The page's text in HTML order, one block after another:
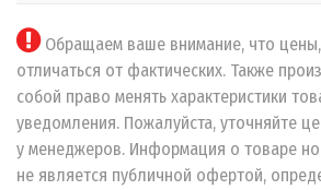
Обращаем ваше внимание, что цены,
отличаться от фактических. Также
собой право менять характеристики
уведомления. Пожалуйста, уточняйте
у менеджеров. Информация о товаре
не является публичной офертой,